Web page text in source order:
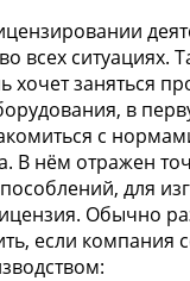
всех ситуациях.
хочет заняться
в
с
В нём отражен
для
Обычно
если компания